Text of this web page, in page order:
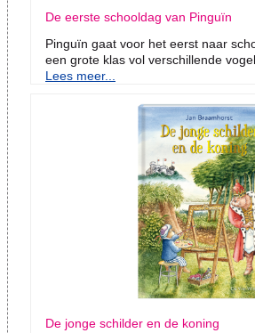
De eerste schooldag van Pinguïn
Pinguïn gaat voor het eerst naar
een grote klas vol verschillende
Lees meer...
De jonge schilder en de koning